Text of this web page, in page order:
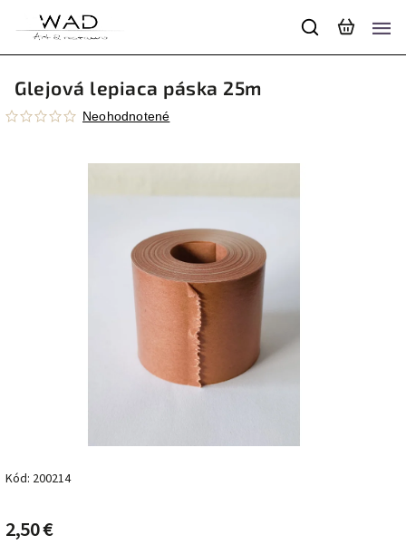
Glejová lepiaca páska 25m
Neohodnotené
Kód: 200214
2,50 €